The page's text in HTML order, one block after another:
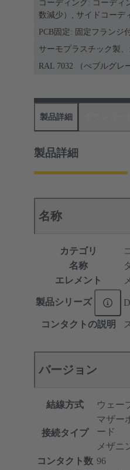
コーディング: コーディ
数減少）, サイドコーデ
PCB固定: 固定フランジ
サーモプラスチック製
RAL 7032 （ぺブルグレ
製品詳細
製品詳細
名称
カテゴリ
名称
エレメント
製品シリーズ
コンタクトの説明
バージョン
結線方式 ウェー
接続タイプ
マザー
ード
メザニ
コンタクト数 96